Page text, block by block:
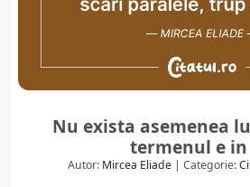
Nu exista asemenea
termenul e in
Autor: Mircea Eliade| Categorie: